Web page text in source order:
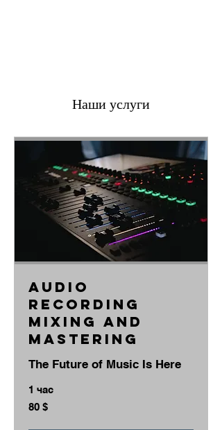
Наши услуги
Audio
Recording
Mixing and
Mastering
The Future of Music Is Here
1 час
80
долларов
80 $